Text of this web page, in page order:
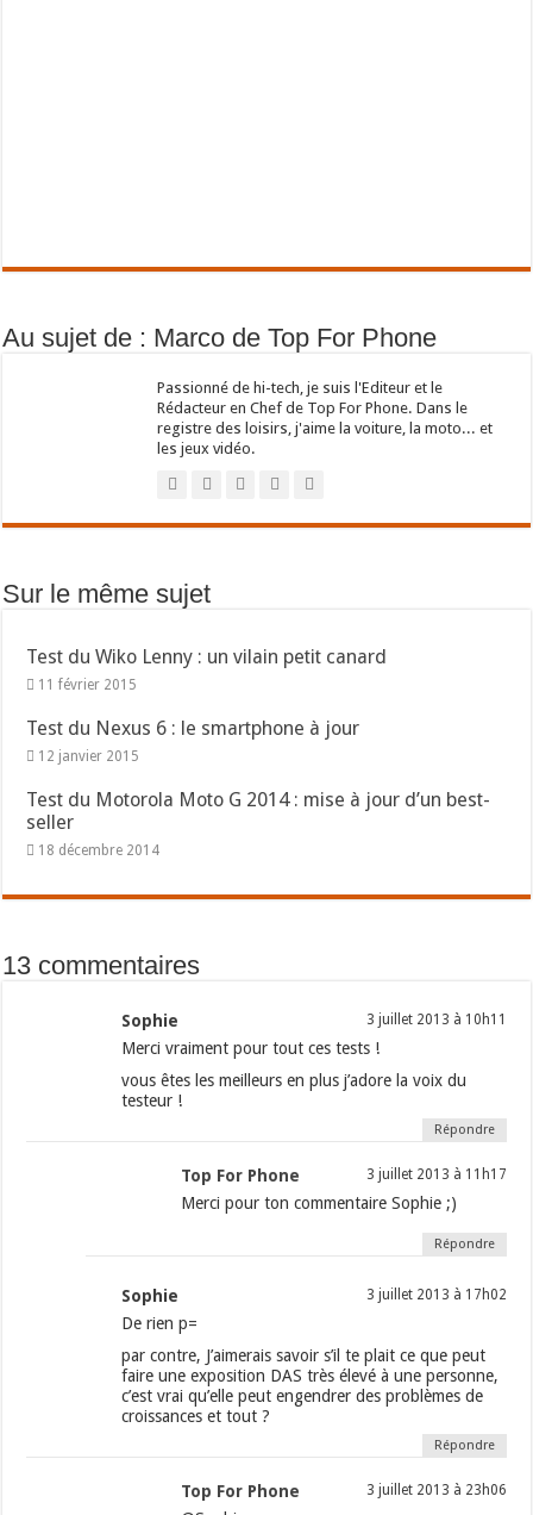
Au sujet de : Marco de Top For Phone
Passionné de hi-tech, je suis l'Editeur et le
Rédacteur en Chef de Top For Phone. Dans le
registre des loisirs, j'aime la voiture, la moto... et
les jeux vidéo.
Sur le même sujet
Test du Wiko Lenny : un vilain petit canard
11 février 2015
Test du Nexus 6 : le smartphone à jour
12 janvier 2015
Test du Motorola Moto G 2014 : mise à jour d’un best-
seller
18 décembre 2014
13 commentaires
Sophie 3 juillet 2013 à 10h11
Merci vraiment pour tout ces tests !
vous êtes les meilleurs en plus j’adore la voix du
testeur !
Répondre
Top For Phone 3 juillet 2013 à 11h17
Merci pour ton commentaire Sophie ;)
Répondre
Sophie 3 juillet 2013 à 17h02
De rien p=
par contre, J’aimerais savoir s’il te plait ce que peut
faire une exposition DAS très élevé à une personne,
c’est vrai qu’elle peut engendrer des problèmes de
croissances et tout ?
Répondre
Top For Phone 3 juillet 2013 à 23h06